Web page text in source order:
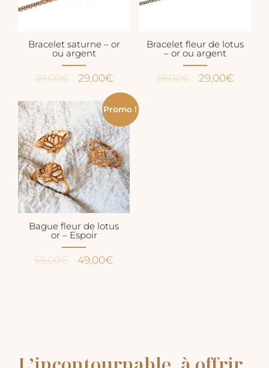
Bracelet saturne – or
ou argent
39,00€
Le
initial
était :
39,00€.
29,00€Le
prix
actuel
est :
29,00€.
Bracelet fleur de lotus
– or ou argent
39,00€
Le
29,00€
Promo !
Bague fleur de lotus
or – Espoir
59,00€
Le
49,00€